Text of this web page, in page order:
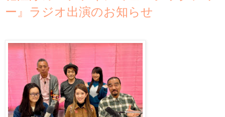
ー』ラジオ出演のお知らせ